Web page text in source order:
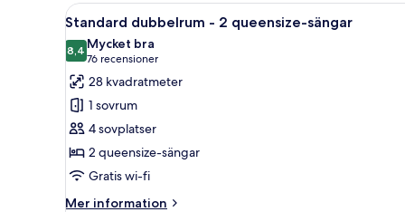
kingsize-
säng
Öppna
alla
foton
för
Standard
dubbelrum
-
2
queensize-
sängar
Ett hotellrum med två
1
Standard dubbelrum - 2 queensize-sängar
8,48,4 av 10
Mycket bra
76 recensioner
(76 recensioner)
28 kvadratmeter
1 sovrum
4 sovplatser
2 queensize-sängar
Gratis wi-fi
Mer information
Mer